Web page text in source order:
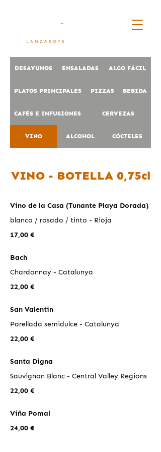
DESAYUNOS ENSALADAS ALGO FÁCIL
PLATOS PRINCIPALES PIZZAS BEBIDA
CAFÉS E INFUSIONES CERVEZAS
VINO ALCOHOL CÓCTELES
VINO - BOTELLA 0,75cl
Vino de la Casa (Tunante Playa Dorada)
blanco / rosado / tinto - Rioja
17,00 €
Bach
Chardonnay - Catalunya
22,00 €
San Valentin
Parellada semidulce - Catalunya
22,00 €
Santa Digna
Sauvignon Blanc - Central Valley Regions
22,00 €
Viña Pomal
24,00 €